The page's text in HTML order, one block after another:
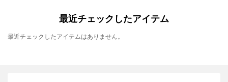
最近チェックしたアイテム
最近チェックしたアイテムはありません。